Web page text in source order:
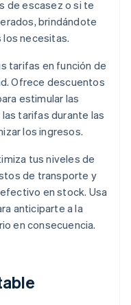
de escasez o si te
brindándote
los necesitas.
tarifas en función de
Ofrece descuentos
estimular las
tarifas durante las
los ingresos.
tus niveles de
de transporte y
en stock. Usa
anticiparte a la
en consecuencia.